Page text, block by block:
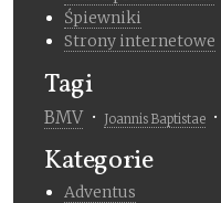
Śpiewniki
Strony internetowe
Tagi
BMV Joannis Baptistae
Kategorie
Adventus